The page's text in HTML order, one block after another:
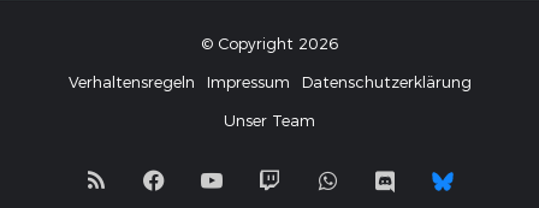
© Copyright 2026
Verhaltensregeln
Impressum
Datenschutzerklärung
Unser Team
RSS Facebook
YouTubeTwitchWhatsApp
Discord